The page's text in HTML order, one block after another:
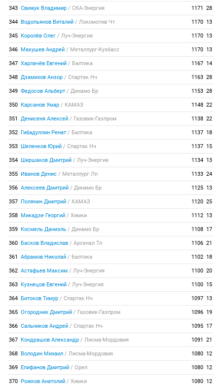
343 Свижук Владимир / СКА-Энергия 1171 28
344 Водопьянов Виталий / Локомотив Чт 1170 13
345 Королёв Олег / Луч-Энергия 1170 13
346 Макушев Андрей / Металлург-Кузбасс 1170 13
347 Харлачёв Евгений / Балтика 1167 14
348 Дзамихов Анзор / Спартак Нч 1163 28
349 Федосов Альберт / Динамо Бр 1153 28
350 Карсанов Умар / КАМАЗ 1148 22
351 Денисеня Алексей / Газовик-Газпром 1138 22
352 Гибадуллин Ренат / Балтика 1137 18
353 Шеленков Юрий / Спартак Нч 1137 15
354 Ширшаков Дмитрий / Луч-Энергия 1134 13
355 Иванов Денис / Металлург Лп 1133 24
356 Алексеев Дмитрий / Динамо Бр 1125 13
357 Полянин Дмитрий / КАМАЗ 1120 25
358 Микадзе Георгий / Химки 1112 13
359 Космель Даниэль / Динамо Бр 1108 17
360 Басков Владислав / Арсенал Тл 1106 21
361 Абрамов Николай / Балтика 1102 18
362 Астафьев Максим / Луч-Энергия 1100 20
363 Кузнецов Евгений / Луч-Энергия 1100 15
364 Битоков Тимур / Спартак Нч 1097 13
365 Огородник Дмитрий / Газовик-Газпром 1096 19
366 Сальников Андрей / Спартак Нч 1095 17
367 Кондрашов Александр / Лисма-Мордовия 1091 21
368 Володин Михаил / Лисма-Мордовия 1080 12
369 Епифанов Дмитрий / Орел 1080 12
370 Рожков Анатолий / Химки 1080 12